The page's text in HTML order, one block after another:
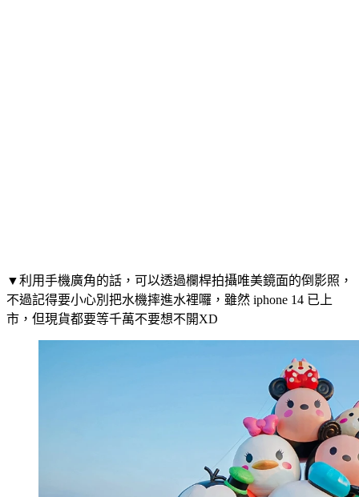
▼利用手機廣角的話，可以透過欄桿拍攝唯美鏡面的倒影照，
不過記得要小心別把水機摔進水裡囉，雖然 iphone 14 已上
市，但現貨都要等千萬不要想不開XD